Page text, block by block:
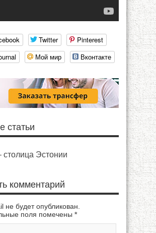
Twitter
Pinterest
Мой мир Вконтакте
статьи
столица Эстонии
комментарий
не будет опубликован.
поля помечены *